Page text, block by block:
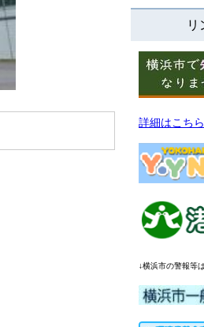
リ
詳細はこち
↓横浜市の警報等